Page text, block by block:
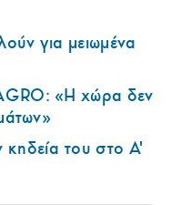
για μειωμένα
«Η χώρα δεν
του στο Α'